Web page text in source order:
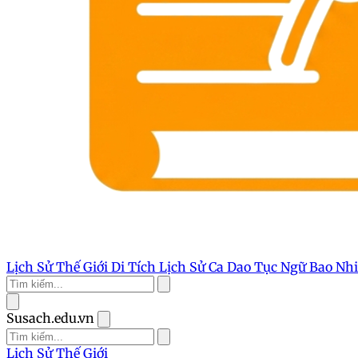
Lịch Sử Thế Giới Di Tích Lịch SửCa Dao Tục NgữBao
Susach.edu.vn
Lịch Sử Thế Giới